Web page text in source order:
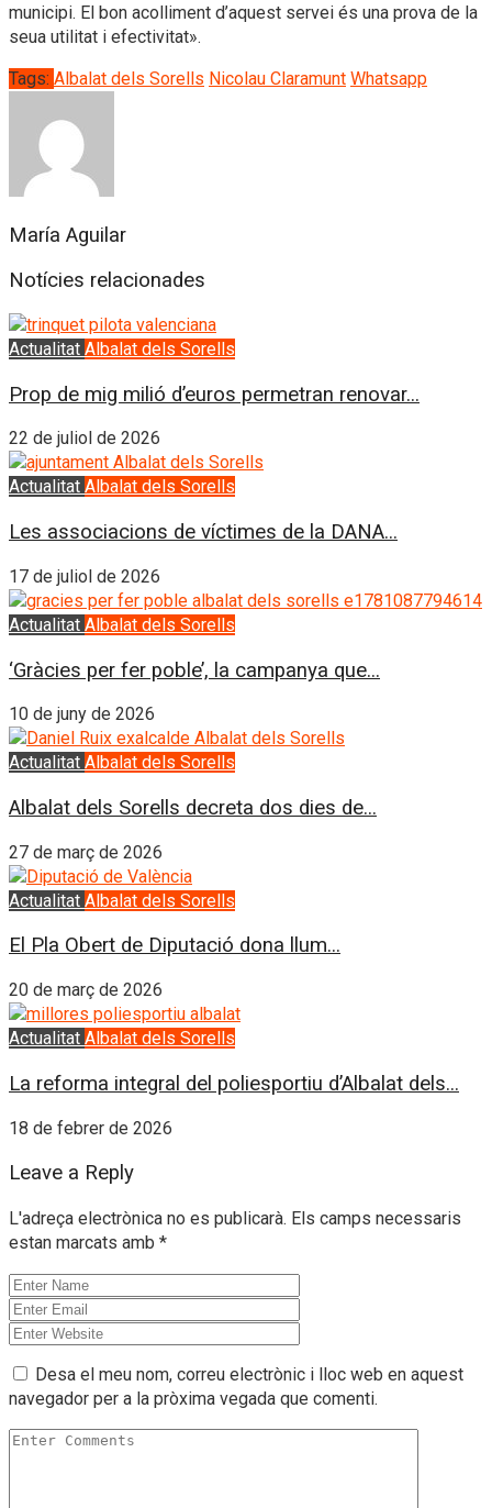
municipi. El bon acolliment d’aquest servei és una prova de la
seua utilitat i efectivitat».
Tags: Albalat dels Sorells Nicolau Claramunt Whatsapp
María Aguilar
Notícies relacionades
Actualitat Albalat dels Sorells
Prop de mig milió d’euros permetran renovar...
22 de juliol de 2026
Actualitat Albalat dels Sorells
Les associacions de víctimes de la DANA...
17 de juliol de 2026
Actualitat Albalat dels Sorells
‘Gràcies per fer poble’, la campanya que...
10 de juny de 2026
Actualitat Albalat dels Sorells
Albalat dels Sorells decreta dos dies de...
27 de març de 2026
Actualitat Albalat dels Sorells
El Pla Obert de Diputació dona llum...
20 de març de 2026
Actualitat Albalat dels Sorells
La reforma integral del poliesportiu d’Albalat dels...
18 de febrer de 2026
Leave a Reply
L'adreça electrònica no es publicarà. Els camps necessaris
estan marcats amb *
Desa el meu nom, correu electrònic i lloc web en aquest
navegador per a la pròxima vegada que comenti.